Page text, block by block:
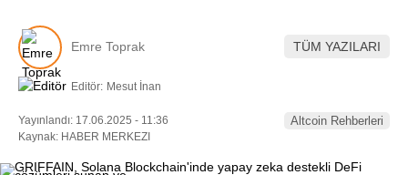
Emre Toprak TÜM YAZILARI
Editör: Mesut İnan
Yayınlandı: 17.06.2025 - 11:36
Kaynak: HABER MERKEZI
Altcoin Rehberleri